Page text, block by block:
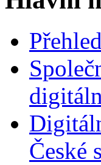
České